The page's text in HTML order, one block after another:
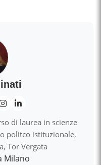
di laurea in scienze
politco istituzionale,
Tor Vergata
Milano